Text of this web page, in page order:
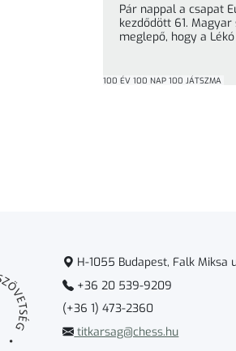
Pár nappal a csapat
kezdődött 61.
meglepő, hogy a
100 ÉV 100 NAP 100 JÁTSZMA
H-1055 Budapest, Falk Miksa
+36 20 539-9209
(+36 1) 473-2360
titkarsag@chess.hu